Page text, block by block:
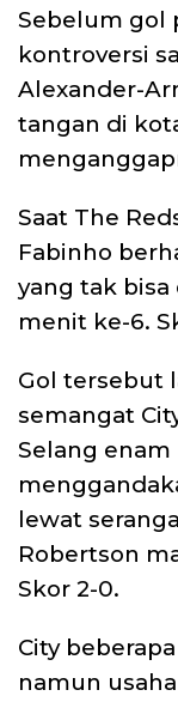
Sebelum gol
kontroversi
Alexander-
tangan di
Saat The
Fabinho
yang tak bisa
menit ke-6.
Gol tersebut
semangat
Selang
lewat
Robertson
Skor 2-0.
City
namun